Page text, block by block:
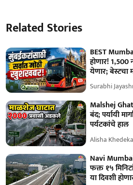
Related Stories
BEST
होणार! 1,500
येणार; बेस्टचा
Surabhi
Malshej
बंद; पर्यायी
पर्यटकांचे हाल
Alisha
Navi
फक्त १५
या दिवशी